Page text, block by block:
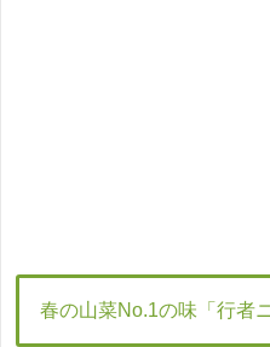
春の山菜No.1の味「行者